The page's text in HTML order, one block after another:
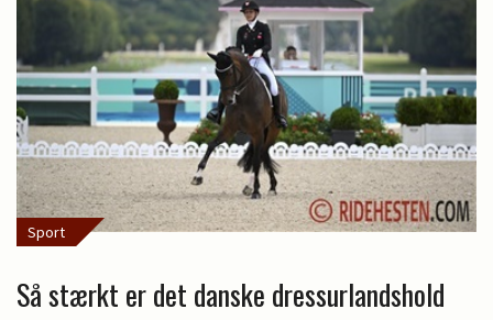
Sport
Så stærkt er det danske dressurlandshold